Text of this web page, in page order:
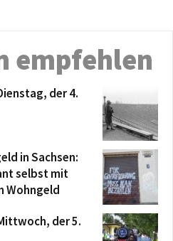
empfehlen
der 4.
in Sachsen:
selbst mit
Wohngeld
der 5.